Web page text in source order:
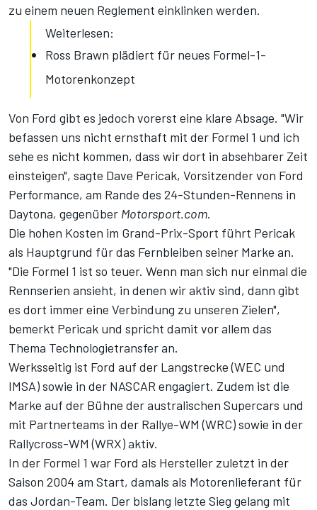
zu einem neuen Reglement einklinken werden.
Weiterlesen:
Ross Brawn plädiert für neues Formel-1-
Motorenkonzept
Von Ford gibt es jedoch vorerst eine klare Absage. "Wir
befassen uns nicht ernsthaft mit der Formel 1 und ich
sehe es nicht kommen, dass wir dort in absehbarer Zeit
einsteigen", sagte Dave Pericak, Vorsitzender von Ford
Performance, am Rande des 24-Stunden-Rennens in
Daytona, gegenüber Motorsport.com.
Die hohen Kosten im Grand-Prix-Sport führt Pericak
als Hauptgrund für das Fernbleiben seiner Marke an.
"Die Formel 1 ist so teuer. Wenn man sich nur einmal die
Rennserien ansieht, in denen wir aktiv sind, dann gibt
es dort immer eine Verbindung zu unseren Zielen",
bemerkt Pericak und spricht damit vor allem das
Thema Technologietransfer an.
Werksseitig ist Ford auf der Langstrecke (WEC und
IMSA) sowie in der NASCAR engagiert. Zudem ist die
Marke auf der Bühne der australischen Supercars und
mit Partnerteams in der Rallye-WM (WRC) sowie in der
Rallycross-WM (WRX) aktiv.
In der Formel 1 war Ford als Hersteller zuletzt in der
Saison 2004 am Start, damals als Motorenlieferant für
das Jordan-Team. Der bislang letzte Sieg gelang mit